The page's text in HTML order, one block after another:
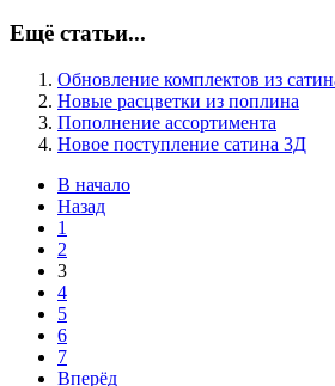
Ещё статьи...
Обновление комплектов из
Новые расцветки из поплина
Пополнение ассортимента
Новое поступление сатина 3Д
В начало
Назад
1
2
3
4
5
6
7
Вперёд